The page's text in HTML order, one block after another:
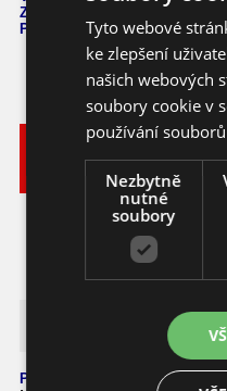
Zrání: 50 dnů
Původ: Amerika
Vyberte
si
balení
Varianta
10 ks chilli
Red Peter
Popis této chilli papričky
Tyto webové
ke zlepšení
našich webových
soubory cookie v
používání
Nezbytně
nutné
soubory